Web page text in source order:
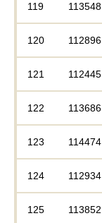
119 113548
120 112896
121 112445
122 113686
123 114474
124 112934
125 113852